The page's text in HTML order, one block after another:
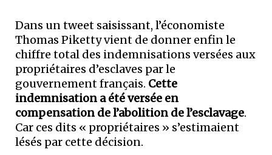
Dans un tweet saisissant, l’économiste
Thomas Piketty vient de donner enfin le
chiffre total des indemnisations versées aux
propriétaires d’esclaves par le
gouvernement français. Cette
indemnisation a été versée en
compensation de l’abolition de l’esclavage.
Car ces dits « propriétaires » s’estimaient
lésés par cette décision.